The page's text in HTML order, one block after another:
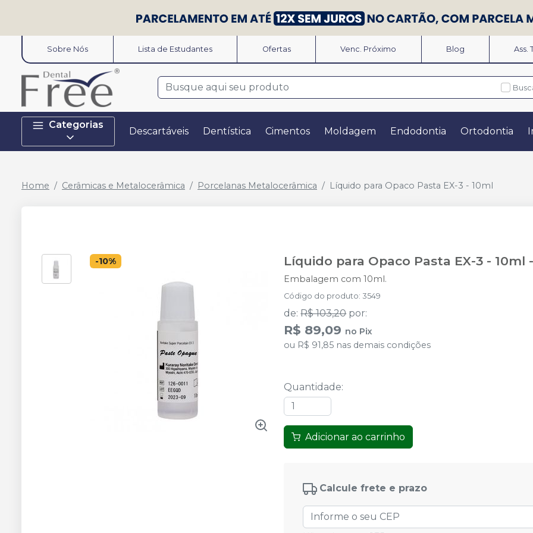
Sobre Nós Lista de Estudantes Ofertas Venc. Próximo Blog Ass.
Categorias
Descartáveis Dentística Cimentos Moldagem Endodontia Ortodontia
Home Cerâmicas e Metalocerâmica Porcelanas Metalocerâmica Líquido para Opaco Pasta EX-3 - 10ml
-10% Líquido para Opaco Pasta EX-3 - 10ml -
Embalagem com 10ml.
Código do produto:3549
de: R$ 103,20 por:
R$ 89,09 no Pix
ou R$ 91,85 nas demais condições
Quantidade:
Adicionar ao carrinho
Calcule frete e prazo